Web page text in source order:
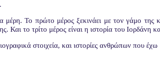
μέρη. Το πρώτο μέρος ξεκινάει με τον γάμο
Και το τρίτο μέρος είναι η ιστορία του Ιορδάνη
στοιχεία, και ιστορίες ανθρώπων που έχω